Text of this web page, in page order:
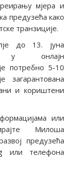
мјера и
предузећа како
транзиције.
до 13. јуна
у онлајн
потребно 5-10
загарантована
и кориштени
или
Милоша
предузећа
или телефона